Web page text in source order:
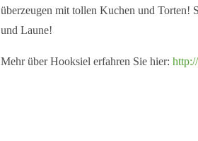
überzeugen mit tollen Kuchen und Torten!
und Laune!
Mehr über Hooksiel erfahren Sie hier: